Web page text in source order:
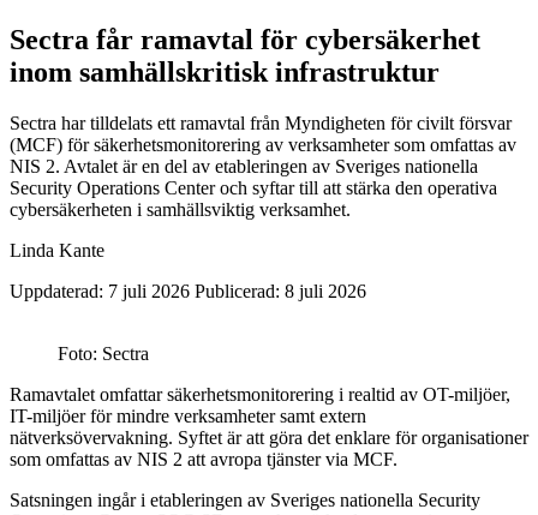
Sectra får ramavtal för cybersäkerhet
inom samhällskritisk infrastruktur
Sectra har tilldelats ett ramavtal från Myndigheten för civilt försvar
(MCF) för säkerhetsmonitorering av verksamheter som omfattas av
NIS 2. Avtalet är en del av etableringen av Sveriges nationella
Security Operations Center och syftar till att stärka den operativa
cybersäkerheten i samhällsviktig verksamhet.
Linda Kante
Uppdaterad: 7 juli 2026 Publicerad: 8 juli 2026
Foto: Sectra
Ramavtalet omfattar säkerhetsmonitorering i realtid av OT-miljöer,
IT-miljöer för mindre verksamheter samt extern
nätverksövervakning. Syftet är att göra det enklare för organisationer
som omfattas av NIS 2 att avropa tjänster via MCF.
Satsningen ingår i etableringen av Sveriges nationella Security